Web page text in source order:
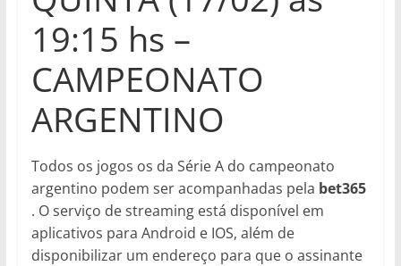
19:15 hs –
CAMPEONATO
ARGENTINO
Todos os jogos os da Série A do campeonato
argentino podem ser acompanhadas pela bet365
. O serviço de streaming está disponível em
aplicativos para Android e IOS, além de
disponibilizar um endereço para que o assinante